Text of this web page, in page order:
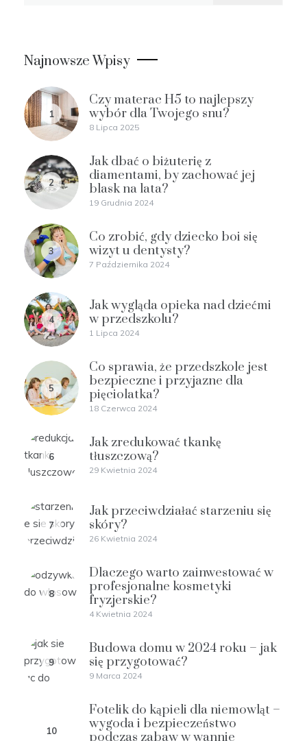
Najnowsze Wpisy
1
Czy materac H5 to najlepszy
wybór dla Twojego snu?
8 Lipca 2025
2
Jak dbać o biżuterię z
diamentami, by zachować jej
blask na lata?
19 Grudnia 2024
3
Co zrobić, gdy dziecko boi się
wizyt u dentysty?
7 Października 2024
4
Jak wygląda opieka nad dziećmi
w przedszkolu?
1 Lipca 2024
5
Co sprawia, że przedszkole jest
bezpieczne i przyjazne dla
pięciolatka?
18 Czerwca 2024
6
Jak zredukować tkankę
tłuszczową?
29 Kwietnia 2024
7
Jak przeciwdziałać starzeniu się
skóry?
26 Kwietnia 2024
8
Dlaczego warto zainwestować w
profesjonalne kosmetyki
fryzjerskie?
4 Kwietnia 2024
9
Budowa domu w 2024 roku – jak
się przygotować?
9 Marca 2024
10
Fotelik do kąpieli dla niemowląt –
wygoda i bezpieczeństwo
podczas zabaw w wannie